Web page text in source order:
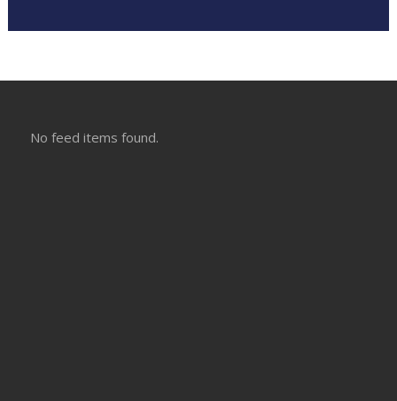
No feed items found.